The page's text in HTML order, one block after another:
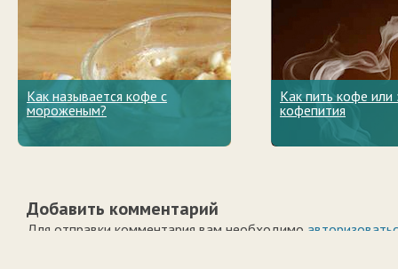
Как называется кофе с
мороженым?
Как пить кофе или
кофепития
Добавить комментарий
Для отправки комментария вам необходимо